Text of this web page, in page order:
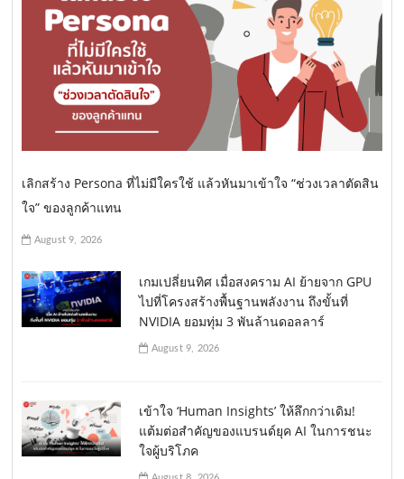
เลิกสร้าง Persona ที่ไม่มีใครใช้ แล้วหันมาเข้าใจ “ช่วงเวลาตัดสิน
ใจ” ของลูกค้าแทน
August 9, 2026
เกมเปลี่ยนทิศ เมื่อสงคราม AI ย้ายจาก GPU
ไปที่โครงสร้างพื้นฐานพลังงาน ถึงขั้นที่
NVIDIA ยอมทุ่ม 3 พันล้านดอลลาร์
August 9, 2026
เข้าใจ ‘Human Insights’ ให้ลึกกว่าเดิม!
แต้มต่อสำคัญของแบรนด์ยุค AI ในการชนะ
ใจผู้บริโภค